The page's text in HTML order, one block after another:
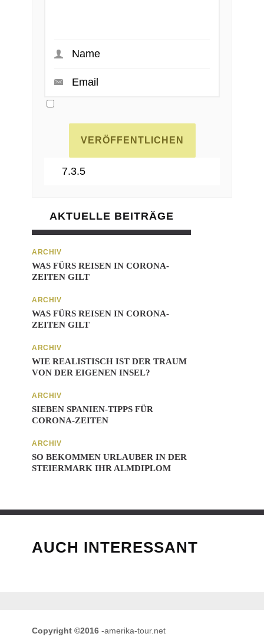
AKTUELLE BEITRÄGE
ARCHIV
WAS FÜRS REISEN IN CORONA-
ZEITEN GILT
ARCHIV
WAS FÜRS REISEN IN CORONA-
ZEITEN GILT
ARCHIV
WIE REALISTISCH IST DER TRAUM
VON DER EIGENEN INSEL?
ARCHIV
SIEBEN SPANIEN-TIPPS FÜR
CORONA-ZEITEN
ARCHIV
SO BEKOMMEN URLAUBER IN DER
STEIERMARK IHR ALMDIPLOM
AUCH INTERESSANT
Copyright ©2016 -amerika-tour.net